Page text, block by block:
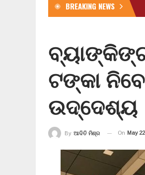
BREAKING NEWS
ଟଙ୍କା
ଉଦ୍ଦେଶ୍ୟ
By ଆଦିତି ମିଶ୍ର On May